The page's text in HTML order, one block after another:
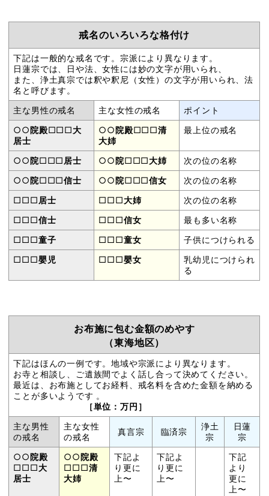
戒名のいろいろな格付け
下記は一般的な戒名です。宗派により異なります。
日蓮宗では、日や法、女性には妙の文字が用いられ、
また、浄土真宗では釈や釈尼（女性）の文字が用いられ、法
名と呼びます。
主な男性の戒名
主な女性の戒名
ポイント
○○院殿□□□大
居士
○○院殿□□□清
大姉
最上位の戒名
○○院□□□ 居士 ○○院□□□大姉
次の位の名称
○○院□□□信士 ○○院□□□信女
次の位の名称
□□□ 居士 □□□大姉
次の位の名称
□□□信士 □□□信女
最も多い名称
□□□童子 □□□童女
子供につけられる
□□□嬰児 □□□嬰女
乳幼児につけられ
る
お布施に包む金額のめやす
（東海地区）
下記はほんの一例です。地域や宗派により異なります。
お寺と相談し、ご遺族間でよく話し合って決めてください。
最近は、お布施としてお経料、戒名料を含めた金額を納める
ことが多いようです 。
［単位：万円］
主な男性
の戒名
主な女性
の戒名
真言宗 臨済宗
浄土
宗
日蓮
宗
○○院殿
□□□大
居士
○○院殿
□□□清
大姉
下記よ
り更に
上〜
下記よ
り更に
上〜
下記
より
更に
上〜